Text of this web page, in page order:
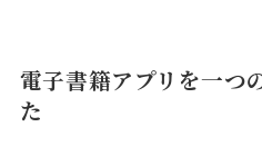
電子書籍アプリを一つ
た